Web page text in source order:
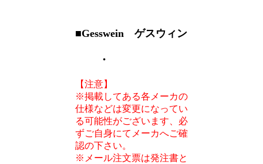
■Gesswein ゲスウィン
・
【注意】
※掲載してある各メーカの
仕様などは変更になってい
る可能性がございます、必
ずご自身にてメーカへご確
認の下さい。
※メール注文票は発注書と